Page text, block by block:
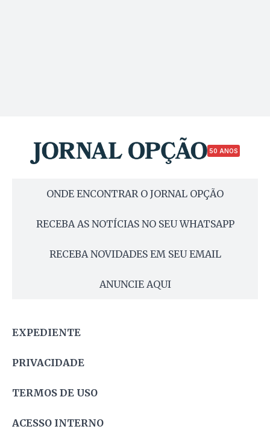
50 ANOS
ONDE ENCONTRAR O JORNAL OPÇÃO
RECEBA AS NOTÍCIAS NO SEU WHATSAPP
RECEBA NOVIDADES EM SEU EMAIL
ANUNCIE AQUI
EXPEDIENTE
PRIVACIDADE
TERMOS DE USO
ACESSO INTERNO